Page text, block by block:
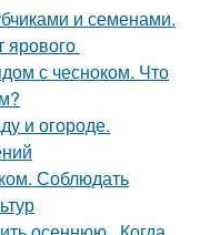
и семенами.
ярового
с чесноком. Что
и огороде.
Соблюдать